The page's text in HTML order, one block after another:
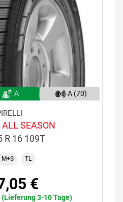
A A (70)
ALL SEASON
R 16 109T
M+S TL
€
3-10 Tage)